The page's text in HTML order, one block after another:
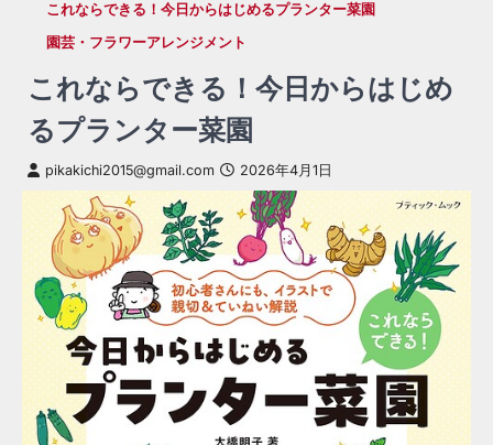
これならできる！今日からはじめるプランター菜園
園芸・フラワーアレンジメント
これならできる！今日からはじめ
るプランター菜園
pikakichi2015@gmail.com 2026年4月1日